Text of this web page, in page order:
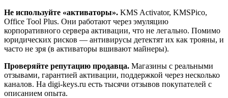
Не используйте «активаторы». KMS Activator, KMSPico,
Office Tool Plus. Они работают через эмуляцию
корпоративного сервера активации, что не легально. Помимо
юридических рисков — антивирусы детектят их как трояны, и
часто не зря (в активаторы вшивают майнеры).
Проверяйте репутацию продавца. Магазины с реальными
отзывами, гарантией активации, поддержкой через несколько
каналов. На digi-keys.ru есть тысячи отзывов покупателей с
описанием опыта.